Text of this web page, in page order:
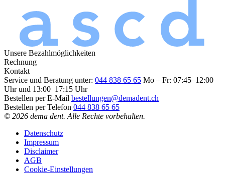
Unsere Bezahlmöglichkeiten
Rechnung
Kontakt
Service und Beratung unter: 044 838 65 65 Mo – Fr: 07:45–12:00
Uhr und 13:00–17:15 Uhr
Bestellen per E-Mail bestellungen@demadent.ch
Bestellen per Telefon 044 838 65 65
© 2026 dema dent. Alle Rechte vorbehalten.
Datenschutz
Impressum
Disclaimer
AGB
Cookie-Einstellungen